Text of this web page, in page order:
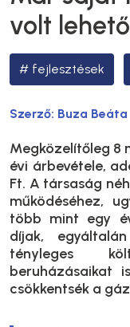
volt
fejlesztések
Szerző: Buza Beáta
Megközelítőleg 8
évi árbevétele,
Ft. A társaság
működéséhez,
több mint egy
díjak,
tényleges
beruházásaikat
csökkentsék a